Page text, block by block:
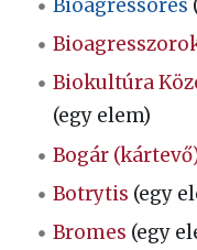
Bioagressores
Biokultúra
(egy elem)
Bogár
Botrytis (egy
Bromes (egy